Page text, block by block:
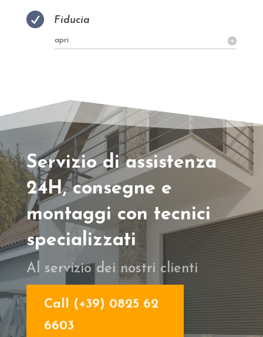
 Fiducia
apri
Servizio di assistenza
24H, consegne e
montaggi con tecnici
specializzati
Al servizio dei nostri clienti
Call (+39) 0825 62
6603